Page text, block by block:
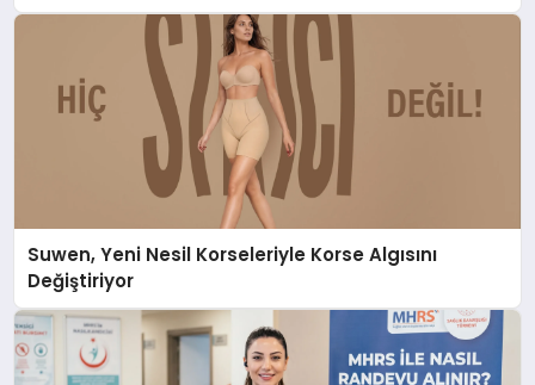
Suwen, Yeni Nesil Korseleriyle Korse Algısını
Değiştiriyor